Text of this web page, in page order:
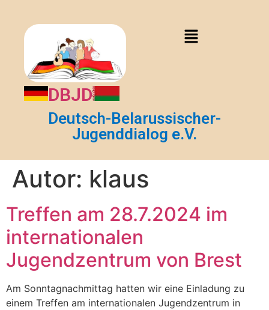
DBJD
Deutsch-Belarussischer-
Jugenddialog e.V.
Autor: klaus
Treffen am 28.7.2024 im
internationalen
Jugendzentrum von Brest
Am Sonntagnachmittag hatten wir eine Einladung zu
einem Treffen am internationalen Jugendzentrum in